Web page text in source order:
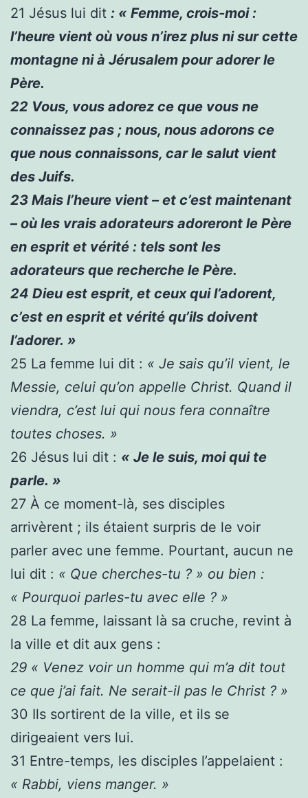
21 Jésus lui dit : « Femme, crois-moi :
l’heure vient où vous n’irez plus ni sur cette
montagne ni à Jérusalem pour adorer le
Père.
22 Vous, vous adorez ce que vous ne
connaissez pas ; nous, nous adorons ce
que nous connaissons, car le salut vient
des Juifs.
23 Mais l’heure vient – et c’est maintenant
– où les vrais adorateurs adoreront le Père
en esprit et vérité : tels sont les
adorateurs que recherche le Père.
24 Dieu est esprit, et ceux qui l’adorent,
c’est en esprit et vérité qu’ils doivent
l’adorer. »
25 La femme lui dit : « Je sais qu’il vient, le
Messie, celui qu’on appelle Christ. Quand il
viendra, c’est lui qui nous fera connaître
toutes choses. »
26 Jésus lui dit : « Je le suis, moi qui te
parle. »
27 À ce moment-là, ses disciples
arrivèrent ; ils étaient surpris de le voir
parler avec une femme. Pourtant, aucun ne
lui dit : « Que cherches-tu ? » ou bien :
« Pourquoi parles-tu avec elle ? »
28 La femme, laissant là sa cruche, revint à
la ville et dit aux gens :
29 « Venez voir un homme qui m’a dit tout
ce que j’ai fait. Ne serait-il pas le Christ ? »
30 Ils sortirent de la ville, et ils se
dirigeaient vers lui.
31 Entre-temps, les disciples l’appelaient :
« Rabbi, viens manger. »